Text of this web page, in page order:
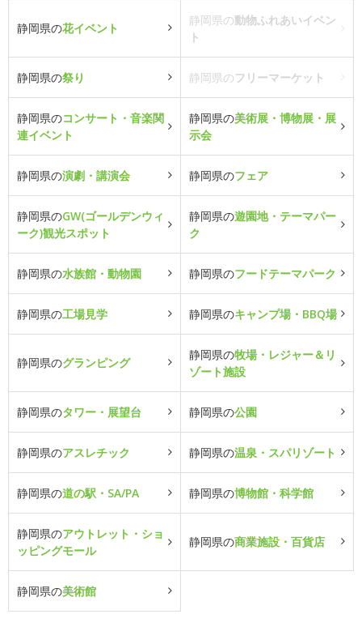
静岡県の花イベント
静岡県の動物ふれあいイベン
ト
静岡県の祭り 静岡県のフリーマーケット
静岡県のコンサート・音楽関
連イベント
静岡県の美術展・博物展・展
示会
静岡県の演劇・講演会 静岡県のフェア
静岡県のGW(ゴールデンウィ
ーク)観光スポット
静岡県の遊園地・テーマパー
ク
静岡県の水族館・動物園 静岡県のフードテーマパーク
静岡県の工場見学 静岡県のキャンプ場・BBQ場
静岡県のグランピング
静岡県の牧場・レジャー＆リ
ゾート施設
静岡県のタワー・展望台 静岡県の公園
静岡県のアスレチック 静岡県の温泉・スパリゾート
静岡県の道の駅・SA/PA 静岡県の博物館・科学館
静岡県のアウトレット・ショ
ッピングモール
静岡県の商業施設・百貨店
静岡県の美術館